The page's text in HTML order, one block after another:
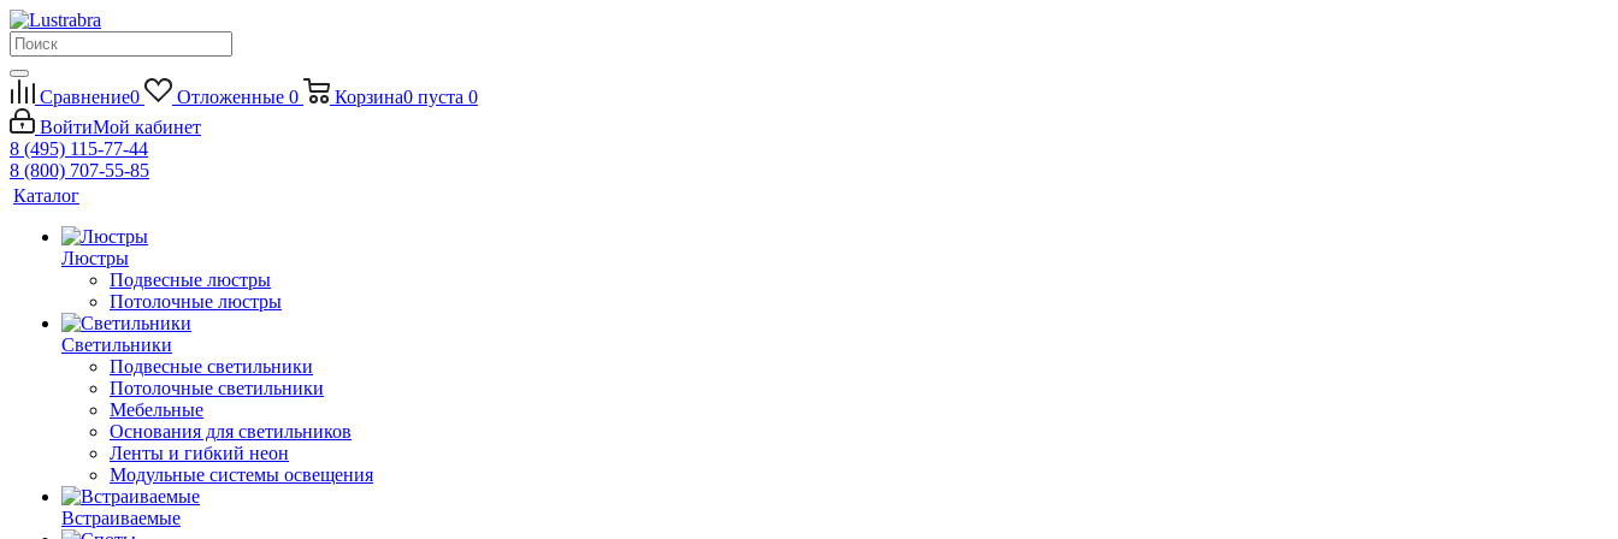
Сравнение0 Отложенные 0 Корзина0 пуста 0
ВойтиМой кабинет
8 (495) 115-77-44
8 (800) 707-55-85
Каталог
Люстры
Подвесные люстры
Потолочные люстры
Светильники
Подвесные светильники
Потолочные светильники
Мебельные
Основания для светильников
Ленты и гибкий неон
Модульные системы освещения
Встраиваемые